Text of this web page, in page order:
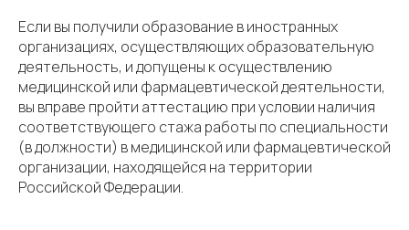
Если вы получили образование в иностранных
организациях, осуществляющих образовательную
деятельность, и допущены к осуществлению
медицинской или фармацевтической деятельности,
вы вправе пройти аттестацию при условии наличия
соответствующего стажа работы по специальности
(в должности) в медицинской или фармацевтической
организации, находящейся на территории
Российской Федерации.